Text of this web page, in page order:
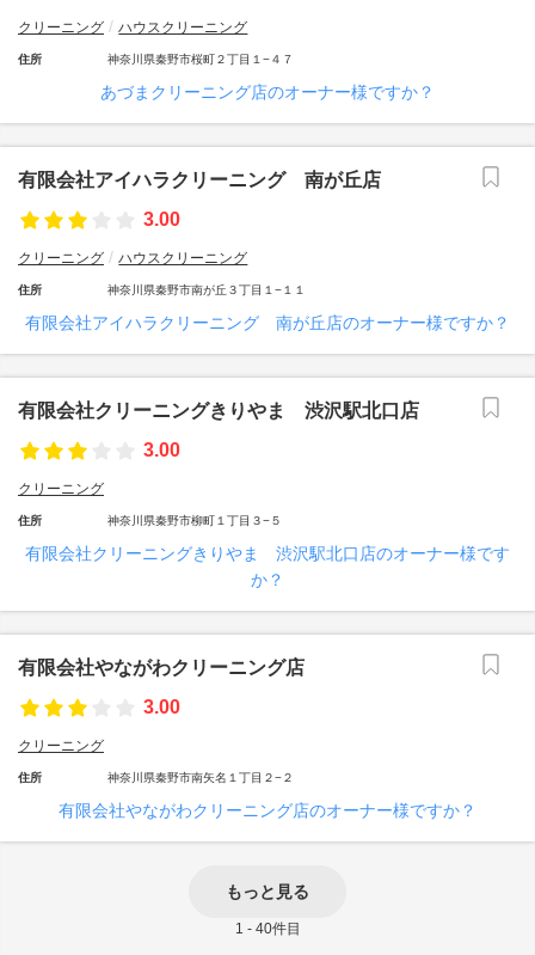
クリーニング ハウスクリーニング
住所 神奈川県秦野市桜町２丁目１−４７
あづまクリーニング店のオーナー様ですか？
有限会社アイハラクリーニング 南が丘店
3.00
クリーニング ハウスクリーニング
住所 神奈川県秦野市南が丘３丁目１−１１
有限会社アイハラクリーニング 南が丘店のオーナー様ですか？
有限会社クリーニングきりやま 渋沢駅北口店
3.00
クリーニング
住所 神奈川県秦野市柳町１丁目３−５
有限会社クリーニングきりやま 渋沢駅北口店のオーナー様です
か？
有限会社やながわクリーニング店
3.00
クリーニング
住所 神奈川県秦野市南矢名１丁目２−２
有限会社やながわクリーニング店のオーナー様ですか？
もっと見る
1 - 40件目